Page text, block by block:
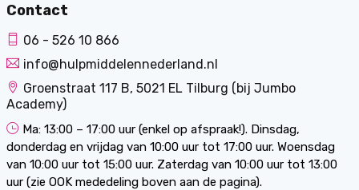
Contact
06 - 526 10 866
info@hulpmiddelennederland.nl
Groenstraat 117 B, 5021 EL Tilburg (bij Jumbo
Academy)
Ma: 13:00 – 17:00 uur (enkel op afspraak!). Dinsdag,
donderdag en vrijdag van 10:00 uur tot 17:00 uur. Woensdag
van 10:00 uur tot 15:00 uur. Zaterdag van 10:00 uur tot 13:00
uur (zie OOK mededeling boven aan de pagina).